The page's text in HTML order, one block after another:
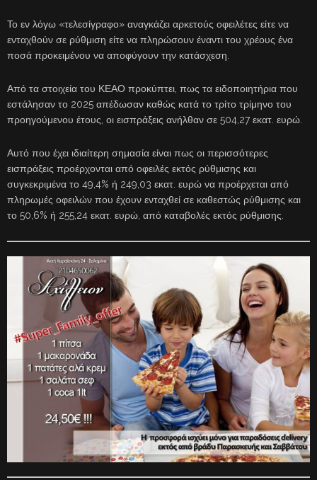
Το εν λόγω «τελεσίγραφο» αναγκάζει αρκετούς οφειλέτες είτε να
ενταχθούν σε ρύθμιση είτε να πληρώσουν έναντι του χρέους ένα
ποσά προκειμένου να αποφύγουν την κατάσχεση.
Από τα στοιχεία του ΚΕΑΟ προκύπτει, πως τα ειδοποιητήρια που
εστάλησαν το 2025 απέδωσαν καθώς κατά το τρίτο τρίμηνο του
προηγούμενου έτους, οι εισπράξεις ανήλθαν σε 504,27 εκατ. ευρώ.
Αυτό που έχει ιδιαίτερη σημασία είναι πως οι περισσότερες
εισπράξεις προέρχονται από οφειλές εκτός ρύθμισης και
συγκεκριμένα το 49,4% ή 249,03 εκατ. ευρώ να προέρχεται από
πληρωμές οφειλών που έχουν ενταχθεί σε καθεστώς ρύθμισης και
το 50,6% ή 255,24 εκατ. ευρώ, από καταβολές εκτός ρύθμισης.